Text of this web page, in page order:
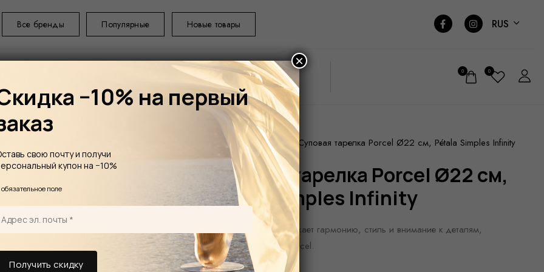
Все бренды Популярные Новые товары RUS
0 0
ГЛАВНАЯ ПОСУДА Суповая тарелка Porcel Ø22 см, Pétala Simples Infinity
Pétala Simples Infinity
Коллекция Infinity отражает гармонию, стиль и внимание к деталям,
которыми славится Porcel.
−10% на первый
свою почту и получи
купон на −10%
обязательное поле
×